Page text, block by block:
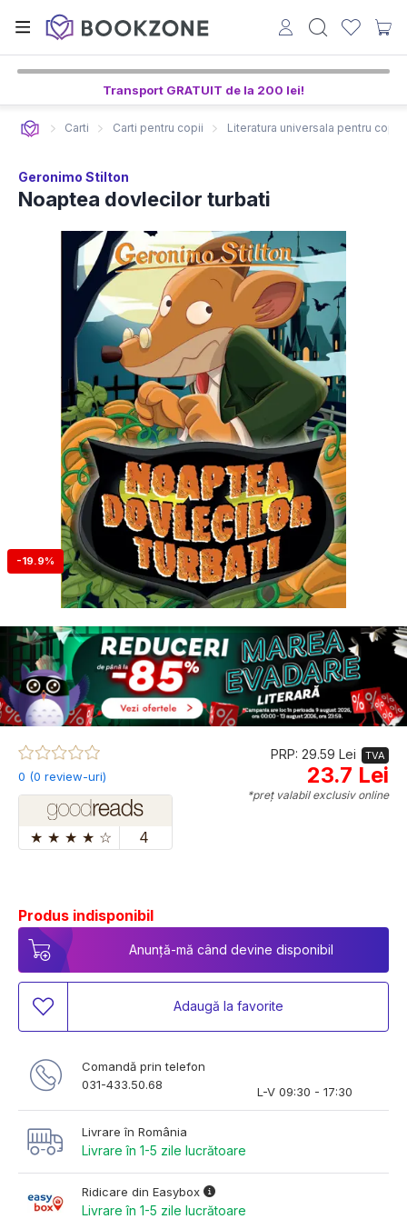
Transport GRATUIT de la 200 lei!
Carti Carti pentru copii Literatura universala pentru copii
Geronimo Stilton
Noaptea dovlecilor turbati
-19.9%
0 (0 review-uri)
★ ★ ★ ★ ☆ 4
PRP: 29.59 Lei TVA
23.7 Lei
*preț valabil exclusiv online
Produs indisponibil
Anunță-mă când devine disponibil
Adaugă la favorite
Comandă prin telefon
031-433.50.68
L-V 09:30 - 17:30
Livrare în România
Livrare în 1-5 zile lucrătoare
Ridicare din Easybox
Livrare în 1-5 zile lucrătoare